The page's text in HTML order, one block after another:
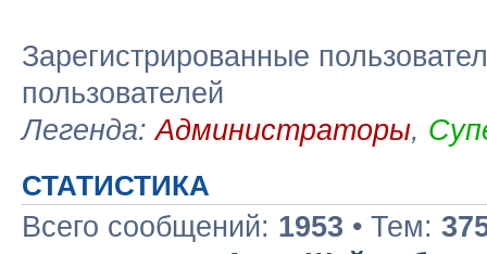
Зарегистрированные
пользователей
Легенда:Администраторы,
СТАТИСТИКА
Всего сообщений: 1953 • Тем: